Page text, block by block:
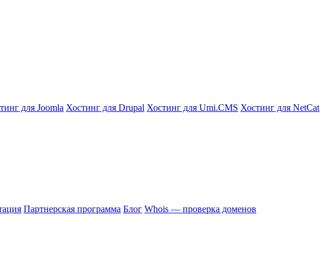
для Joomla Хостинг для Drupal Хостинг для Umi.CMS Хостинг для NetCat
Партнерская программа Блог Whois — проверка доменов